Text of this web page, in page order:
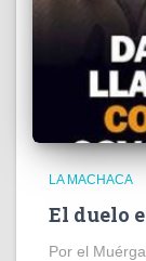
LA MACHACA
El duelo
Por el